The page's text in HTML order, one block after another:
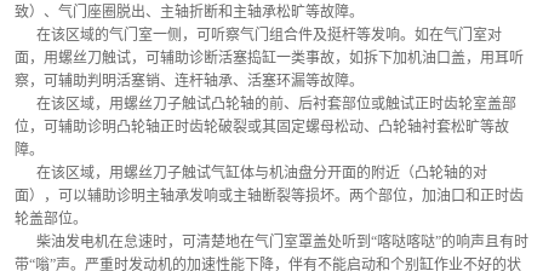
致）、气门座圈脱出、主轴折断和主轴承松旷等故障。
在该区域的气门室一侧，可听察气门组合件及挺杆等发响。如在气门室对
面，用螺丝刀触试，可辅助诊断活塞捣缸一类事故，如拆下加机油口盖，用耳听
察，可辅助判明活塞销、连杆轴承、活塞环漏等故障。
在该区域，用螺丝刀子触试凸轮轴的前、后衬套部位或触试正时齿轮室盖部
位，可辅助诊明凸轮轴正时齿轮破裂或其固定螺母松动、凸轮轴衬套松旷等故
障。
在该区域，用螺丝刀子触试气缸体与机油盘分开面的附近（凸轮轴的对
面），可以辅助诊明主轴承发响或主轴断裂等损坏。两个部位，加油口和正时齿
轮盖部位。
柴油发电机在怠速时，可清楚地在气门室罩盖处听到“喀哒喀哒”的响声且有时
带“嗡”声。严重时发动机的加速性能下降，伴有不能启动和个别缸作业不好的状